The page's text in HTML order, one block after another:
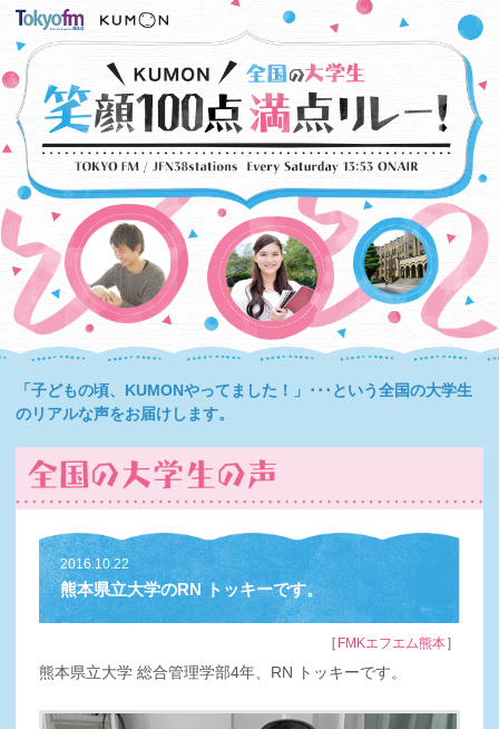
「子どもの頃、KUMONやってました！」･･･という全国の大学生
のリアルな声をお届けします。
2016.10.22
熊本県立大学のRN トッキーです。
［ FMKエフエム熊本］
熊本県立大学 総合管理学部4年、RN トッキーです。